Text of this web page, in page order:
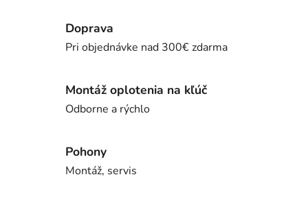
Doprava
Pri objednávke nad 300€ zdarma
Montáž oplotenia na kľúč
Odborne a rýchlo
Pohony
Montáž, servis